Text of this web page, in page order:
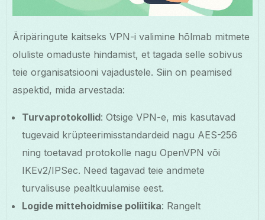
Äripäringute kaitseks VPN-i valimine hõlmab mitmete
oluliste omaduste hindamist, et tagada selle sobivus
teie organisatsiooni vajadustele. Siin on peamised
aspektid, mida arvestada:
Turvaprotokollid: Otsige VPN-e, mis kasutavad
tugevaid krüpteerimisstandardeid nagu AES-256
ning toetavad protokolle nagu OpenVPN või
IKEv2/IPSec. Need tagavad teie andmete
turvalisuse pealtkuulamise eest.
Logide mittehoidmise poliitika: Rangelt